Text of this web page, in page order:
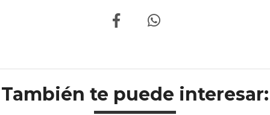
También te puede interesar: